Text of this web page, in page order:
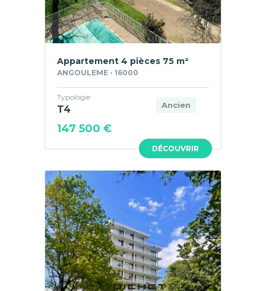
DÉCOUVRIR
Appartement 4 pièces 75 m²
ANGOULEME - 16000
Ancien
Typologie
T4
147 500 €